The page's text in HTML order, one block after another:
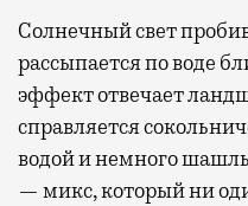
Солнечный свет
рассыпается по воде
эффект отвечает
справляется
водой и немного
— микс, который ни